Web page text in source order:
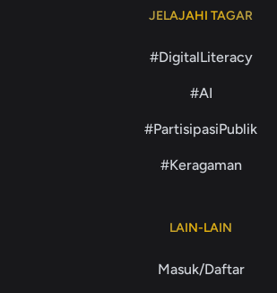
JELAJAHI TAGAR
#DigitalLiteracy
#AI
#PartisipasiPublik
#Keragaman
LAIN-LAIN
Masuk/Daftar